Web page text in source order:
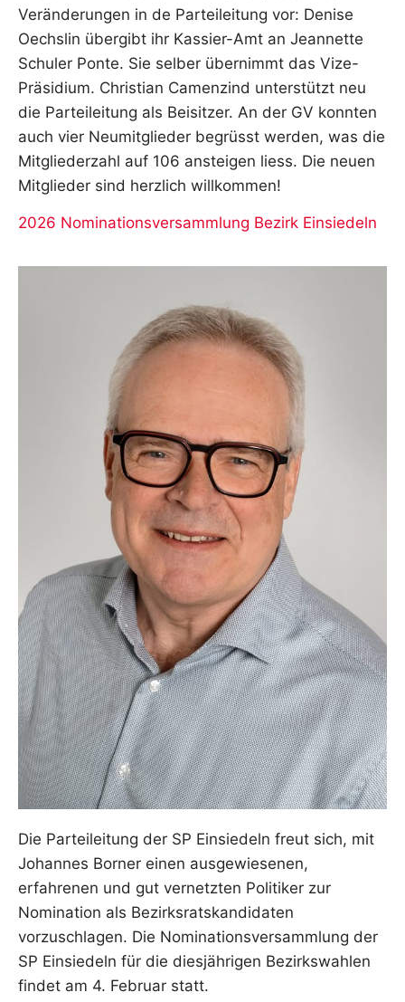
Veränderungen in de Parteileitung vor: Denise
Oechslin übergibt ihr Kassier-Amt an Jeannette
Schuler Ponte. Sie selber übernimmt das Vize-
Präsidium. Christian Camenzind unterstützt neu
die Parteileitung als Beisitzer. An der GV konnten
auch vier Neumitglieder begrüsst werden, was die
Mitgliederzahl auf 106 ansteigen liess. Die neuen
Mitglieder sind herzlich willkommen!
2026 Nominationsversammlung Bezirk Einsiedeln
Die Parteileitung der SP Einsiedeln freut sich, mit
Johannes Borner einen ausgewiesenen,
erfahrenen und gut vernetzten Politiker zur
Nomination als Bezirksratskandidaten
vorzuschlagen. Die Nominationsversammlung der
SP Einsiedeln für die diesjährigen Bezirkswahlen
findet am 4. Februar statt.